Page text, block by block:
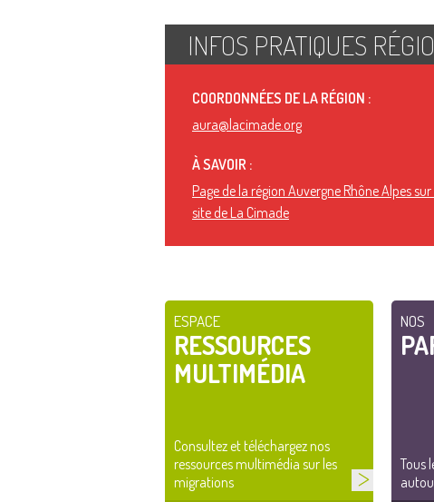
INFOS PRATIQUES
COORDONNÉES DE LA RÉGION :
aura@lacimade.org
À SAVOIR :
Page de la région Auvergne Rhône Alpes sur
site de La Cimade
ESPACE
RESSOURCES
MULTIMÉDIA
Consultez et téléchargez nos
ressources multimédia sur les
migrations
NOS
Tous